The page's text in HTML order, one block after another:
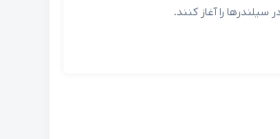
را آغاز کنند.